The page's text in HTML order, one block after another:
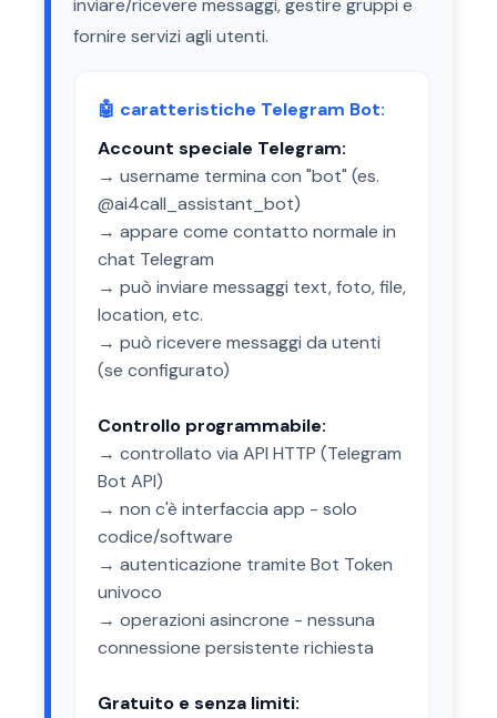
inviare/ricevere messaggi, gestire gruppi e
fornire servizi agli utenti.
🤖 caratteristiche Telegram Bot:
Account speciale Telegram:
→ username termina con "bot" (es.
@ai4call_assistant_bot)
→ appare come contatto normale in
chat Telegram
→ può inviare messaggi text, foto, file,
location, etc.
→ può ricevere messaggi da utenti
(se configurato)
Controllo programmabile:
→ controllato via API HTTP (Telegram
Bot API)
→ non c'è interfaccia app - solo
codice/software
→ autenticazione tramite Bot Token
univoco
→ operazioni asincrone - nessuna
connessione persistente richiesta
Gratuito e senza limiti: